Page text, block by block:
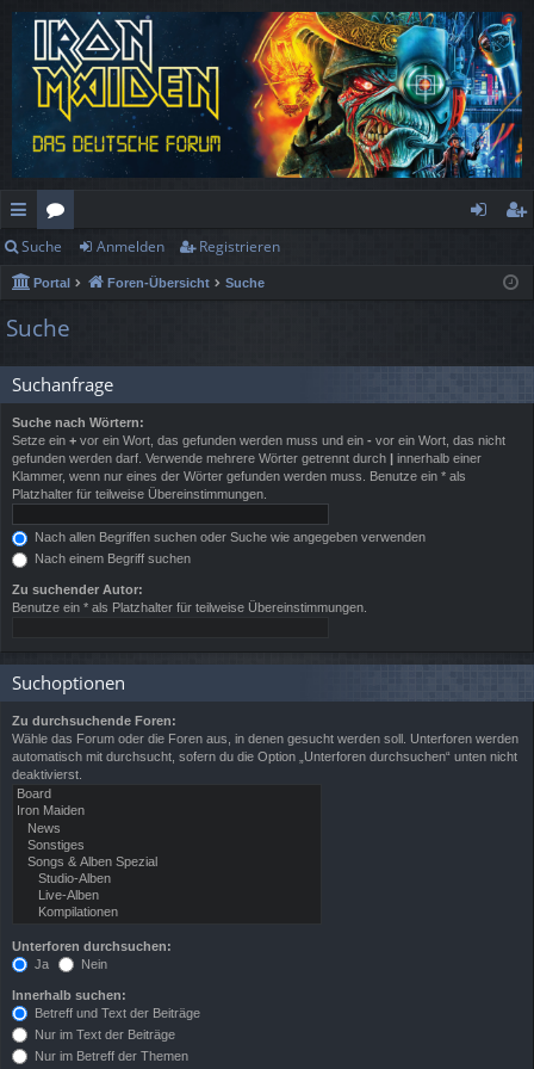
ch
ne
llz
ug
rif
f
or
en
de
n
ist
re
n
Suche Anmelden Registrieren
Portal Foren-Übersicht Suche
Suche
Suchanfrage
Suche nach Wörtern:
Setze ein + vor ein Wort, das gefunden werden muss und ein - vor ein Wort, das nicht
gefunden werden darf. Verwende mehrere Wörter getrennt durch | innerhalb einer
Klammer, wenn nur eines der Wörter gefunden werden muss. Benutze ein * als
Platzhalter für teilweise Übereinstimmungen.
Nach allen Begriffen suchen oder Suche wie angegeben verwenden
Nach einem Begriff suchen
Zu suchender Autor:
Benutze ein * als Platzhalter für teilweise Übereinstimmungen.
Suchoptionen
Zu durchsuchende Foren:
Wähle das Forum oder die Foren aus, in denen gesucht werden soll. Unterforen werden
automatisch mit durchsucht, sofern du die Option „Unterforen durchsuchen“ unten nicht
deaktivierst.
Unterforen durchsuchen:
Ja
Nein
Innerhalb suchen:
Betreff und Text der Beiträge
Nur im Text der Beiträge
Nur im Betreff der Themen